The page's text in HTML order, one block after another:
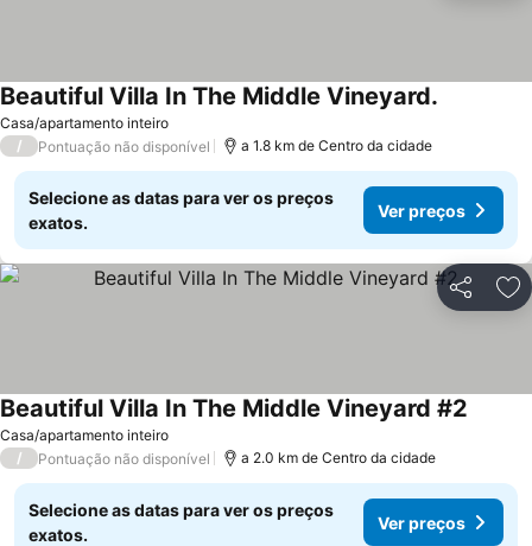
Casa/apartamento inteiro
Beautiful Villa In The Middle Vineyard.
/ Pontuação não disponível a 1.8 km de Centro da cidade
Selecione as datas para ver os preços
exatos.
Ver preços
Partilhar
Casa/apartamento inteiro
Beautiful Villa In The Middle Vineyard #2
/ Pontuação não disponível a 2.0 km de Centro da cidade
Selecione as datas para ver os preços
exatos.
Ver preços